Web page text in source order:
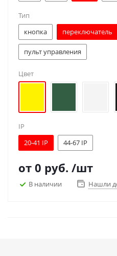
Тип
кнопка
переключатель
пульт управления
Цвет
IP
20-41 IP
44-67 IP
от 0 руб. /шт
В наличии Нашли